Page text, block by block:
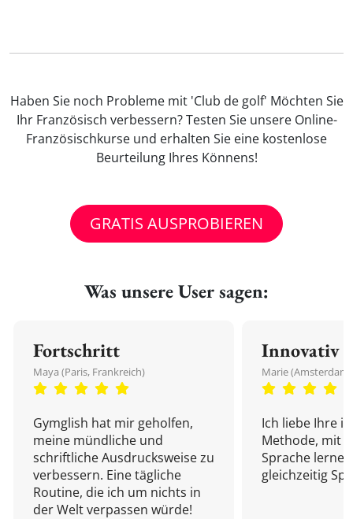
Haben Sie noch Probleme mit 'Club de golf' Möchten Sie
Ihr Französisch verbessern? Testen Sie unsere Online-
Französischkurse und erhalten Sie eine kostenlose
Beurteilung Ihres Könnens!
GRATIS AUSPROBIEREN
Was unsere User sagen:
Fortschritt
Maya (Paris, Frankreich)
Gymglish hat mir geholfen,
meine mündliche und
schriftliche Ausdrucksweise zu
verbessern. Eine tägliche
Routine, die ich um nichts in
der Welt verpassen würde!
Innovativ
Marie
Ich liebe Ihre
Methode, mit
Sprache
gleichzeitig